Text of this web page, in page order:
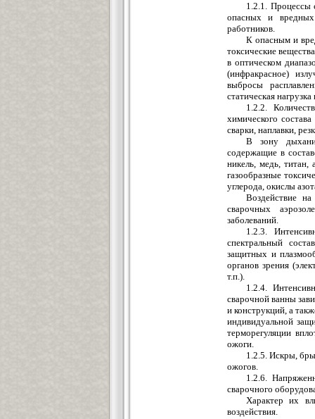
1.2.1. Процессы
опасных и вредных
работников.
К опасным и
токсические
в оптическом
(инфракрасное)
выбросы
статическая нагрузка
1.2.2.
химического
сварки, наплавки,
В зону
содержащие в
никель, медь,
газообразные
углерода, окислы
Воздействие
сварочных
заболеваний.
1.2.3.
спектральный
защитных и
органов зрения
т.п.).
1.2.4.
сварочной ванны
и конструкций, а
индивидуальной
терморегуляции
ожоги.
1.2.5. Искры,
ожогов.
1.2.6.
сварочного
Характер их
воздействия.